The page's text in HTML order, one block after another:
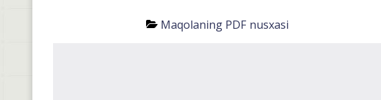
Maqolaning PDF nusxasi